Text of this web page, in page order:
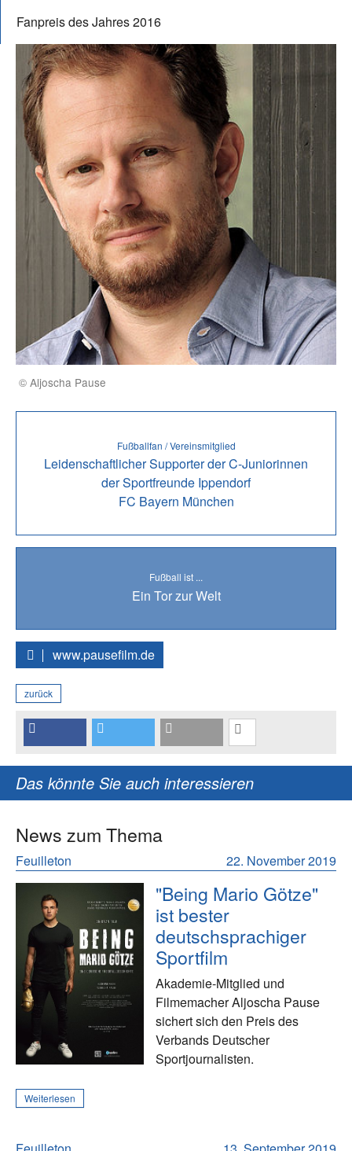
Fanpreis des Jahres 2016
© Aljoscha Pause
Fußballfan / Vereinsmitglied
Leidenschaftlicher Supporter der C-Juniorinnen
der Sportfreunde Ippendorf
FC Bayern München
Fußball ist ...
Ein Tor zur Welt
www.pausefilm.de
zurück
Das könnte Sie auch interessieren
News zum Thema
22. November 2019
Feuilleton
"Being Mario Götze"
ist bester
deutschsprachiger
Sportfilm
Akademie-Mitglied und
Filmemacher Aljoscha Pause
sichert sich den Preis des
Verbands Deutscher
Sportjournalisten.
Weiterlesen